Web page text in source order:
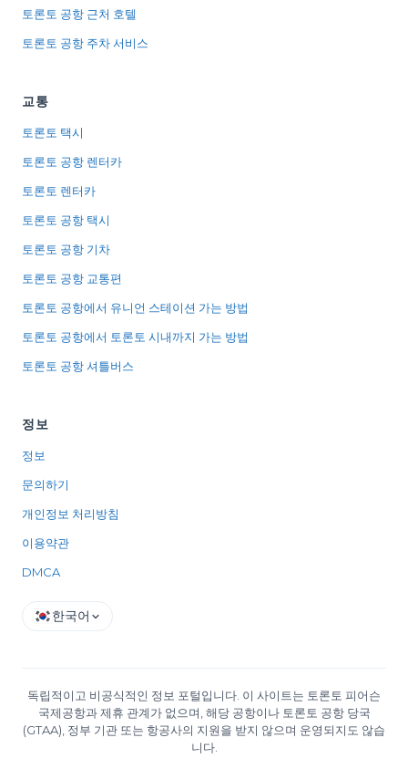
토론토 공항 근처 호텔
토론토 공항 주차 서비스
교통
토론토 택시
토론토 공항 렌터카
토론토 렌터카
토론토 공항 택시
토론토 공항 기차
토론토 공항 교통편
토론토 공항에서 유니언 스테이션 가는 방법
토론토 공항에서 토론토 시내까지 가는 방법
토론토 공항 셔틀버스
정보
정보
문의하기
개인정보 처리방침
이용약관
DMCA
한국어
독립적이고 비공식적인 정보 포털입니다. 이 사이트는 토론토 피어슨
국제공항과 제휴 관계가 없으며, 해당 공항이나 토론토 공항 당국
(GTAA), 정부 기관 또는 항공사의 지원을 받지 않으며 운영되지도 않습
니다.